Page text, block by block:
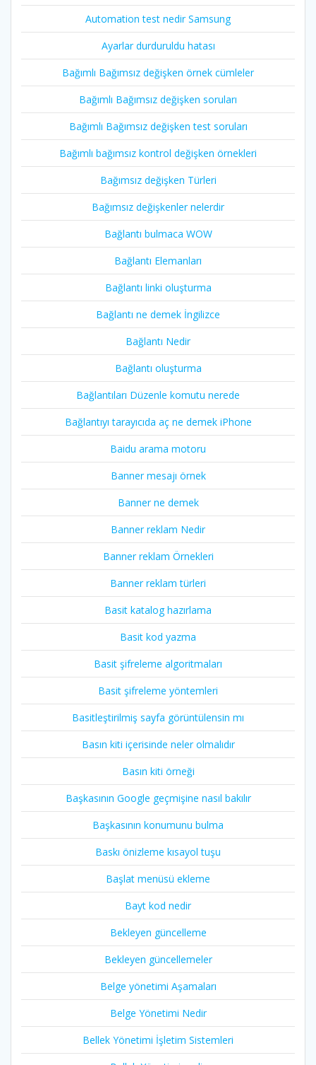
Automation test nedir Samsung
Ayarlar durduruldu hatası
Bağımlı Bağımsız değişken örnek cümleler
Bağımlı Bağımsız değişken soruları
Bağımlı Bağımsız değişken test soruları
Bağımlı bağımsız kontrol değişken örnekleri
Bağımsız değişken Türleri
Bağımsız değişkenler nelerdir
Bağlantı bulmaca WOW
Bağlantı Elemanları
Bağlantı linki oluşturma
Bağlantı ne demek İngilizce
Bağlantı Nedir
Bağlantı oluşturma
Bağlantıları Düzenle komutu nerede
Bağlantıyı tarayıcıda aç ne demek iPhone
Baidu arama motoru
Banner mesajı örnek
Banner ne demek
Banner reklam Nedir
Banner reklam Örnekleri
Banner reklam türleri
Basit katalog hazırlama
Basit kod yazma
Basit şifreleme algoritmaları
Basit şifreleme yöntemleri
Basitleştirilmiş sayfa görüntülensin mı
Basın kiti içerisinde neler olmalıdır
Basın kiti örneği
Başkasının Google geçmişine nasıl bakılır
Başkasının konumunu bulma
Baskı önizleme kısayol tuşu
Başlat menüsü ekleme
Bayt kod nedir
Bekleyen güncelleme
Bekleyen güncellemeler
Belge yönetimi Aşamaları
Belge Yönetimi Nedir
Bellek Yönetimi İşletim Sistemleri